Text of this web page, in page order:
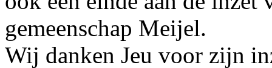
gemeenschap Meijel.
Wij danken Jeu voor zijn